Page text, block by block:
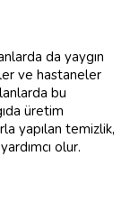
da yaygın
ve hastaneler
bu
üretim
yapılan temizlik,
olur.